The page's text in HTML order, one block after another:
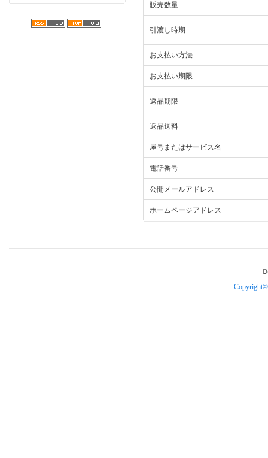
販売数量
引渡し時期
お支払い方法
お支払い期限
返品期限
返品送料
屋号またはサービス名
電話番号
公開メールアドレス
ホームページアドレス
Copyright©